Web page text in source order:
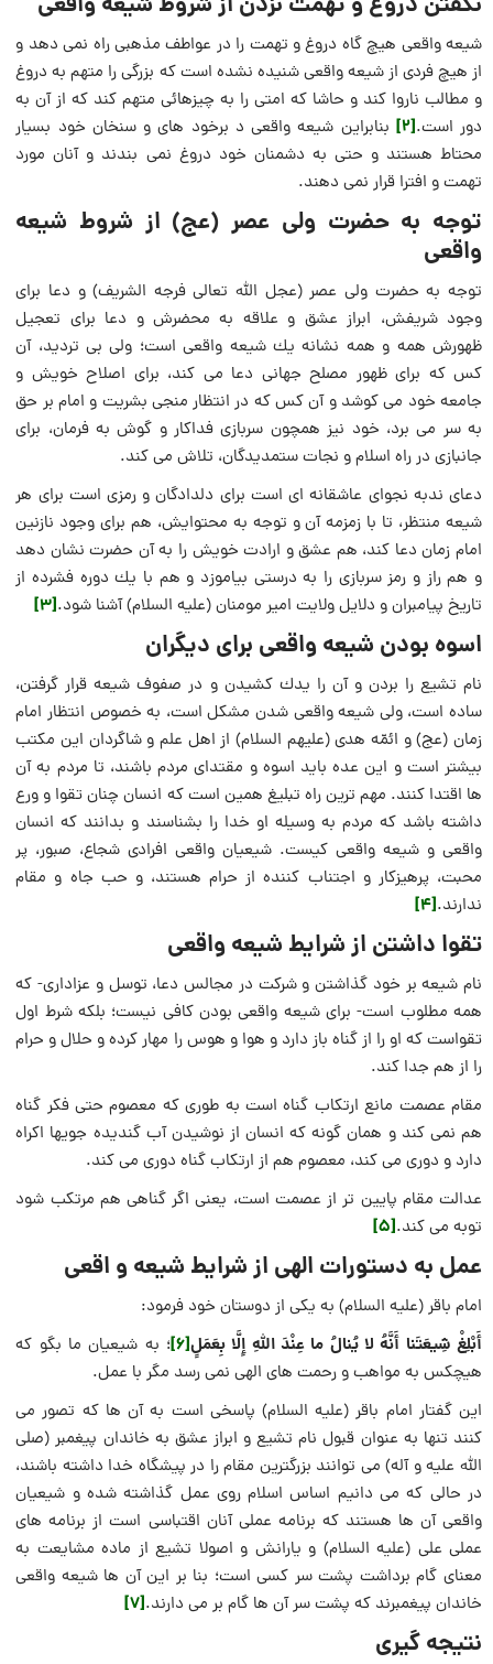
شيعه واقعی هيچ گاه دروغ و تهمت را در عواطف مذهبى راه نمى ‏دهد و
از هيچ فردى از شيعه‏ واقعى‏ شنيده نشده است که بزرگى را متهم به دروغ
و مطالب ناروا كند و حاشا كه امتى را به چيزهائى متهم كند كه از آن به
دور است.[2]
بنابراین شیعه واقعی د برخود های و سنخان خود بسیار
محتاط هستند و حتی به دشمنان خود دروغ نمی بندند و آنان مورد
تهمت و افترا قرار نمی دهند.
توجه به حضرت ولی عصر (عج) از شروط شیعه
واقعی
توجه به حضرت ولى عصر (عجل اللَّه تعالى فرجه الشريف) و دعا براى
وجود شريفش، ابراز عشق و علاقه به محضرش و دعا براى تعجيل
ظهورش همه و همه نشانه يك شيعه‏ واقعى‏ است؛ ولى بى ‏ترديد، آن
كس كه براى ظهور مصلح جهانى دعا مى ‏كند، براى اصلاح خويش و
جامعه خود مى‏ كوشد و آن كس كه در انتظار منجى بشريت و امام بر حق
به سر مى ‏برد، خود نيز همچون سربازى فداكار و گوش به فرمان، براى
جانبازى در راه اسلام و نجات ستمديدگان، تلاش مى‏ كند.
دعاى ندبه نجواى عاشقانه ‏اى است براى دلدادگان و رمزى است براى هر
شيعه منتظر، تا با زمزمه آن و توجه به محتوايش، هم براى وجود نازنين
امام زمان دعا كند، هم عشق و ارادت خويش را به آن حضرت نشان دهد
و هم راز و رمز سربازى را به درستى بياموزد و هم با يك دوره فشرده از
تاريخ پيامبران و دلايل ولايت امير مومنان (عليه السلام) آشنا شود.[3]
اسوه بودن شیعه واقعی برای دیگران
نام تشيع را بردن و آن را يدك كشيدن و در صفوف شيعه قرار گرفتن،
ساده است، ولى شيعه‏ واقعى‏ شدن مشكل است، به خصوص انتظار امام
زمان (عج) و ائمّه هدى (عليهم السلام) از اهل علم و شاگردان اين مكتب
بيشتر است و اين عده بايد اسوه و مقتداى مردم باشند، تا مردم به آن
ها اقتدا كنند. مهم ‏ترين راه تبليغ همين است كه انسان چنان تقوا و ورع
داشته باشد كه مردم به وسيله او خدا را بشناسند و بدانند كه انسان
واقعى و شيعه‏ واقعى‏ كيست. شيعيان واقعى افرادى شجاع، صبور، پر
محبت، پرهيزكار و اجتناب كننده از حرام هستند، و حب جاه و مقام
ندارند.[4]
تقوا داشتن از شرایط شیعه واقعی
نام شيعه بر خود گذاشتن و شركت در مجالس دعا، توسل و عزادارى- كه
همه مطلوب است- براى شيعه‏ واقعى‏ بودن كافى نيست؛ بلكه شرط اول
تقواست كه او را از گناه باز دارد و هوا و هوس را مهار كرده و حلال و حرام
را از هم جدا كند.
مقام عصمت مانع ارتكاب گناه است به طورى كه معصوم حتى فكر گناه
هم نمى‏ كند و همان گونه كه انسان از نوشيدن آب گنديده جويها اكراه
دارد و دورى مى ‏كند، معصوم هم از ارتكاب گناه دورى مى‏ كند.
عدالت مقام پايين ‏تر از عصمت است، يعنى اگر گناهى هم مرتكب شود
توبه مى ‏كند.[5]
عمل به دستورات الهی از شرایط شیعه و اقعی
امام باقر (عليه السلام) به يكى از دوستان خود فرمود:
أَبْلِغْ شِيعَتَنا أَنَّهُ لا يُنالُ ما عِنْدَ اللَّهِ إِلَّا بِعَمَلٍ[6]
؛ به شيعيان ما بگو كه
هيچ‏كس به مواهب و رحمت ‏هاى الهى نمى ‏رسد مگر با عمل.
اين گفتار امام باقر (عليه السلام) پاسخى است به آن ها كه تصور مى
‏كنند تنها به عنوان قبول نام تشيع و ابراز عشق به خاندان پيغمبر (صلى
الله عليه و آله) مى ‏توانند بزرگترين مقام را در پيشگاه خدا داشته باشند،
در حالى كه مى ‏دانيم اساس اسلام روى عمل گذاشته شده و شيعيان
واقعى آن ها هستند كه برنامه عملى آنان اقتباسى است از برنامه ‏هاى
عملى على (عليه السلام) و يارانش و اصولا تشيع از ماده مشايعت به
معناى گام برداشت پشت سر كسى است؛ بنا بر اين آن ها شيعه واقعى
خاندان پيغمبرند كه پشت سر آن ها گام بر مى ‏دارند.[7]
نتیجه گیری